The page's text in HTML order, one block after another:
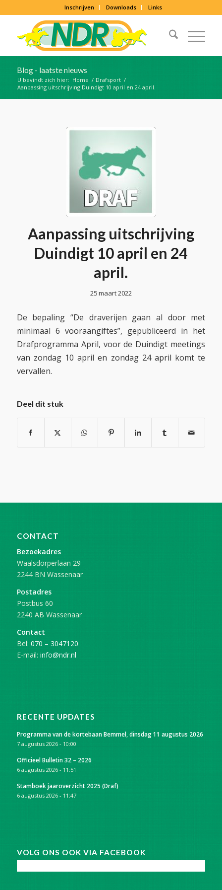
Inschrijven Downloads Links
Blog - laatste nieuws
U bevindt zich hier: Home / Drafsport /
Aanpassing uitschrijving Duindigt 10 april en 24 april.
Aanpassing uitschrijving
Duindigt 10 april en 24
april.
25 maart 2022
De bepaling “De draverijen gaan al door met
minimaal 6 vooraangiftes”, gepubliceerd in het
Drafprogramma April, voor de Duindigt meetings
van zondag 10 april en zondag 24 april komt te
vervallen.
Deel dit stuk
CONTACT
Bezoekadres
Waalsdorperlaan 29
2244 BN Wassenaar
Postadres
Postbus 60
2240 AB Wassenaar
Contact
Bel: 070 – 3047120
E-mail: info@ndr.nl
RECENTE UPDATES
Programma van de kortebaan Bemmel, dinsdag 11 augustus 2026
7 augustus 2026 - 10:00
Officieel Bulletin 32 – 2026
6 augustus 2026 - 11:51
Stamboek jaaroverzicht 2025 (Draf)
6 augustus 2026 - 11:47
VOLG ONS OOK VIA FACEBOOK